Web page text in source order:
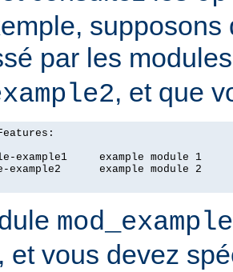
supposons
par les
, et que
example1     example module 1
example2      example module 2
et vous devez